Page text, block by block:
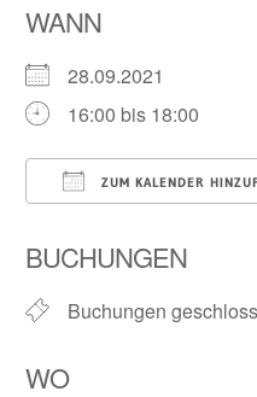
WANN
28.09.2021
16:00 bis 18:00
ZUM KALENDER
BUCHUNGEN
Buchungen
WO